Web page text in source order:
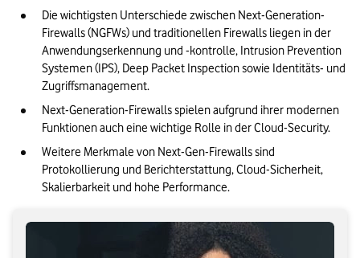
Die wichtigsten Unterschiede zwischen Next-Generation-
Firewalls (NGFWs) und traditionellen Firewalls liegen in der
Anwendungserkennung und -kontrolle, Intrusion Prevention
Systemen (IPS), Deep Packet Inspection sowie Identitäts- und
Zugriffsmanagement.
Next-Generation-Firewalls spielen aufgrund ihrer modernen
Funktionen auch eine wichtige Rolle in der Cloud-Security.
Weitere Merkmale von Next-Gen-Firewalls sind
Protokollierung und Berichterstattung, Cloud-Sicherheit,
Skalierbarkeit und hohe Performance.